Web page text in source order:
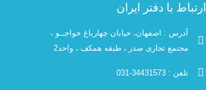
ارتباط با دفتر ایران
آدرس : اصفهان، خیابان چهارباغ خواجــو ،
مجتمع تجاری صدر ، طبقه همکف ، واحد2
تلفن : 34431573-031